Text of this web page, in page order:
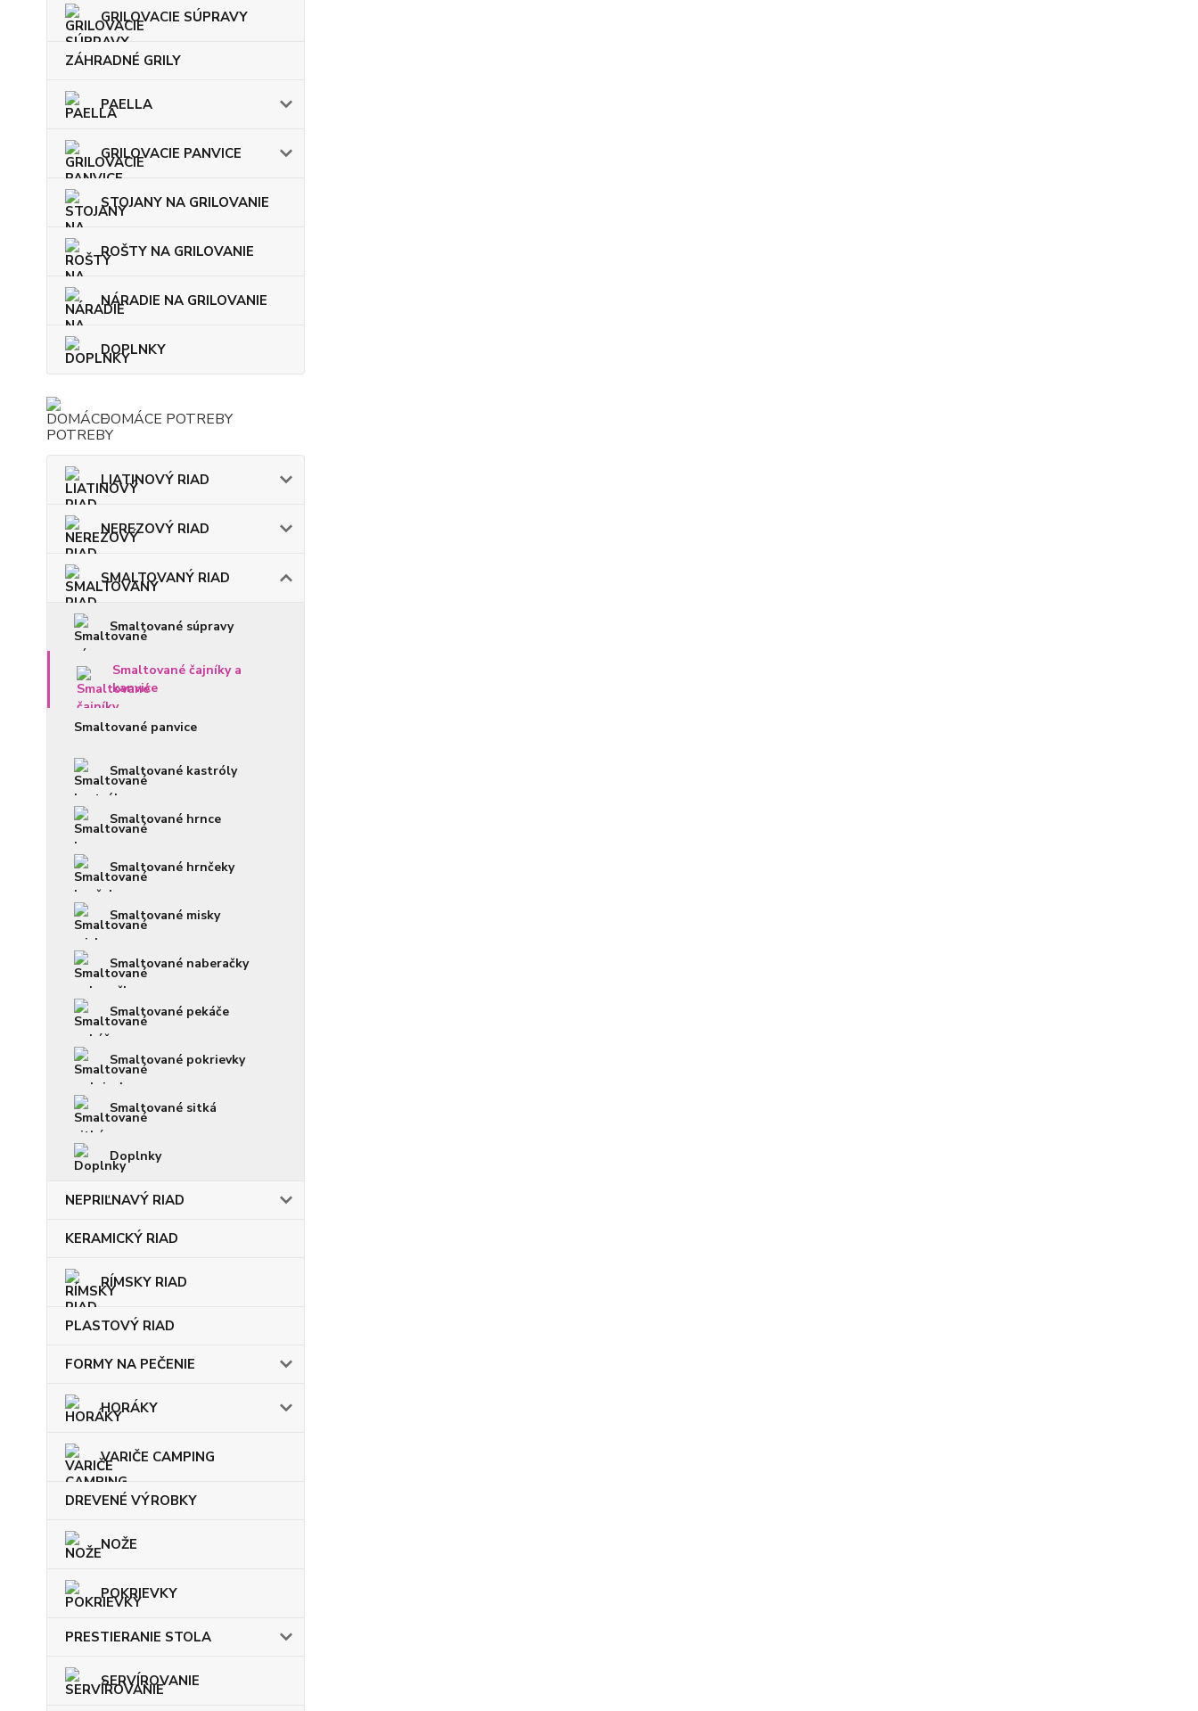
GRILOVACIE SÚPRAVY
ZÁHRADNÉ GRILY
PAELLA
GRILOVACIE PANVICE
STOJANY NA GRILOVANIE
ROŠTY NA GRILOVANIE
NÁRADIE NA GRILOVANIE
DOPLNKY
DOMÁCE POTREBY
LIATINOVÝ RIAD
NEREZOVÝ RIAD
SMALTOVANÝ RIAD
Smaltované súpravy
Smaltované čajníky a
kanvice
Smaltované panvice
Smaltované kastróly
Smaltované hrnce
Smaltované hrnčeky
Smaltované misky
Smaltované naberačky
Smaltované pekáče
Smaltované pokrievky
Smaltované sitká
Doplnky
NEPRIĽNAVÝ RIAD
KERAMICKÝ RIAD
RÍMSKY RIAD
PLASTOVÝ RIAD
FORMY NA PEČENIE
HORÁKY
VARIČE CAMPING
DREVENÉ VÝROBKY
NOŽE
POKRIEVKY
PRESTIERANIE STOLA
SERVÍROVANIE